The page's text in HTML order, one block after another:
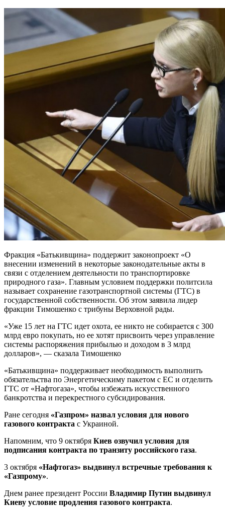
Фракция «Батькивщина» поддержит законопроект «О
внесении изменений в некоторые законодательные акты в
связи с отделением деятельности по транспортировке
природного газа». Главным условием поддержки политсила
называет сохранение газотранспортной системы (ГТС) в
государственной собственности. Об этом заявила лидер
фракции Тимошенко с трибуны Верховной рады.
«Уже 15 лет на ГТС идет охота, ее никто не собирается с 300
млрд евро покупать, но ее хотят присвоить через управление
системы распоряжения прибылью и доходом в 3 млрд
долларов», — сказала Тимошенко
«Батькивщина» поддерживает необходимость выполнить
обязательства по Энергетическиму пакетом с ЕС и отделить
ГТС от «Нафтогаза», чтобы избежать искусственного
банкротства и перекрестного субсидирования.
Ране сегодня «Газпром» назвал условия для нового
газового контракта с Украиной.
Напомним, что 9 октября Киев озвучил условия для
подписания контракта по транзиту российского газа.
3 октября «Нафтогаз» выдвинул встречные требования к
«Газпрому».
Днем ранее президент России Владимир Путин выдвинул
Киеву условие продления газового контракта.